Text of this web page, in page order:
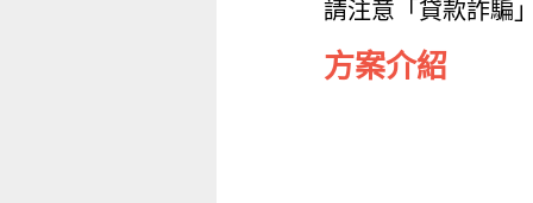
請注意「貸款詐騙
方案介紹